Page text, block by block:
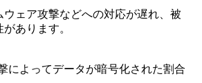
ウェア攻撃などへの対応が遅れ、被
あります。
によってデータが暗号化された割合